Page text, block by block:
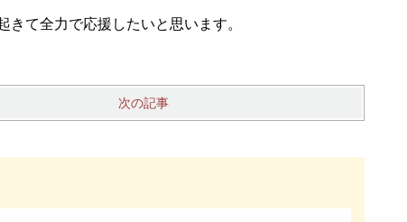
て全力で応援したいと思います。
次の記事